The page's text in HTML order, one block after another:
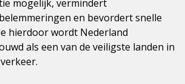
mogelijk, vermindert
en bevordert snelle
hierdoor wordt Nederland
als een van de veiligste landen in